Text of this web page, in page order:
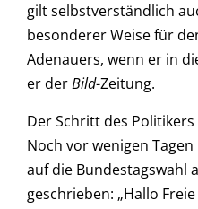
gilt selbstverständlich
besonderer Weise für
Adenauers, wenn er in
er derBild-Zeitung.
Der Schritt des
Noch vor wenigen
auf die Bundestagswahl
geschrieben: „Hallo